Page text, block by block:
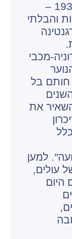
שנות פעילותה של "התנועה", 1934 –
והבלתי
מכבי
חותם בל
את
למען
עולים,
היום